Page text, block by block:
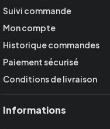
Suivi commande
Mon compte
Historique commandes
Paiement sécurisé
Conditions de livraison
Informations